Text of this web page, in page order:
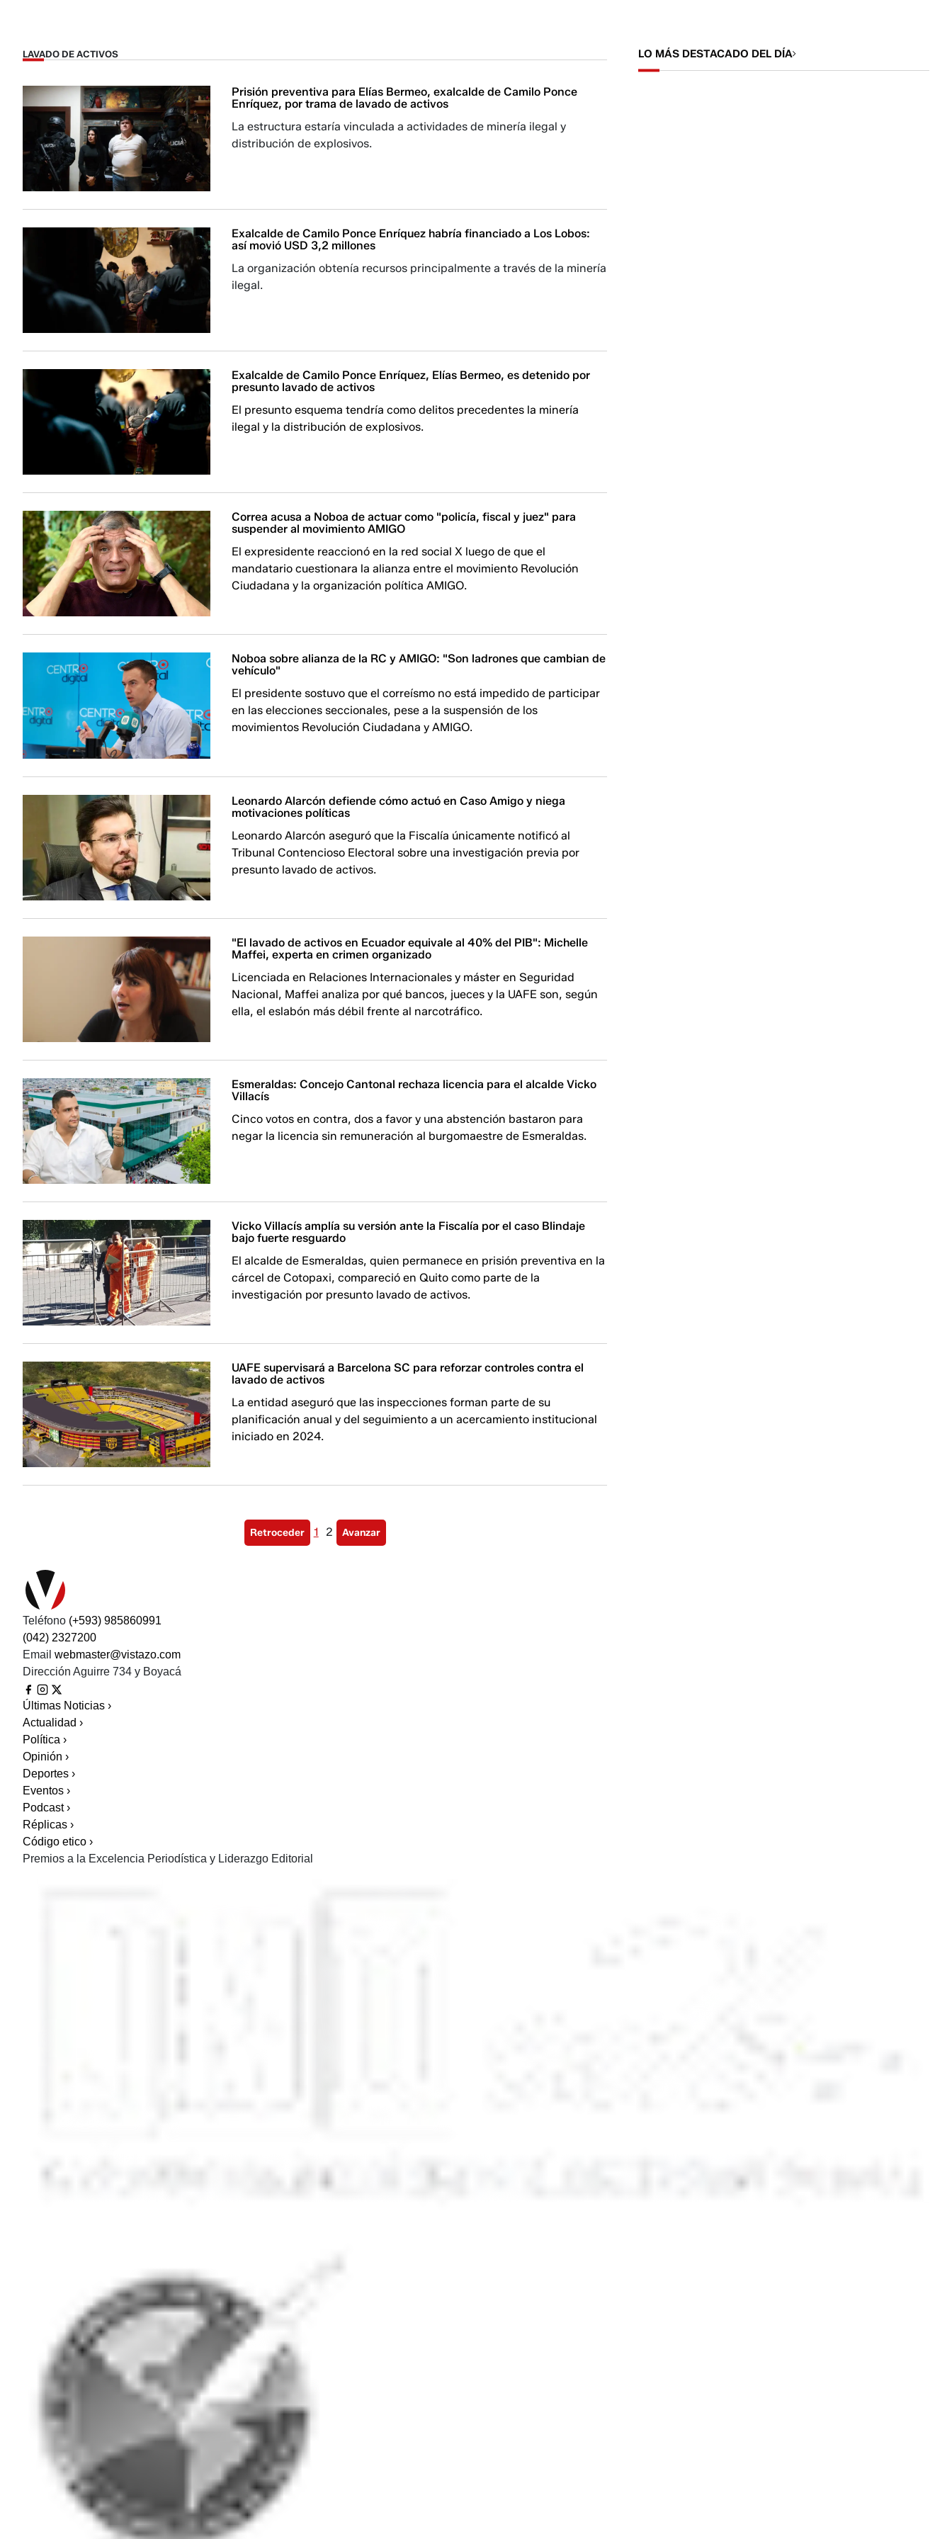
LAVADO DE ACTIVOS
Prisión preventiva para Elías Bermeo, exalcalde de Camilo Ponce
Enríquez, por trama de lavado de activos
La estructura estaría vinculada a actividades de minería ilegal y
distribución de explosivos.
Exalcalde de Camilo Ponce Enríquez habría financiado a Los Lobos:
así movió USD 3,2 millones
La organización obtenía recursos principalmente a través de la minería
ilegal.
Exalcalde de Camilo Ponce Enríquez, Elías Bermeo, es detenido por
presunto lavado de activos
El presunto esquema tendría como delitos precedentes la minería
ilegal y la distribución de explosivos.
Correa acusa a Noboa de actuar como "policía, fiscal y juez" para
suspender al movimiento AMIGO
El expresidente reaccionó en la red social X luego de que el
mandatario cuestionara la alianza entre el movimiento Revolución
Ciudadana y la organización política AMIGO.
Noboa sobre alianza de la RC y AMIGO: "Son ladrones que cambian de
vehículo"
El presidente sostuvo que el correísmo no está impedido de participar
en las elecciones seccionales, pese a la suspensión de los
movimientos Revolución Ciudadana y AMIGO.
Leonardo Alarcón defiende cómo actuó en Caso Amigo y niega
motivaciones políticas
Leonardo Alarcón aseguró que la Fiscalía únicamente notificó al
Tribunal Contencioso Electoral sobre una investigación previa por
presunto lavado de activos.
"El lavado de activos en Ecuador equivale al 40% del PIB": Michelle
Maffei, experta en crimen organizado
Licenciada en Relaciones Internacionales y máster en Seguridad
Nacional, Maffei analiza por qué bancos, jueces y la UAFE son, según
ella, el eslabón más débil frente al narcotráfico.
Esmeraldas: Concejo Cantonal rechaza licencia para el alcalde Vicko
Villacís
Cinco votos en contra, dos a favor y una abstención bastaron para
negar la licencia sin remuneración al burgomaestre de Esmeraldas.
Vicko Villacís amplía su versión ante la Fiscalía por el caso Blindaje
bajo fuerte resguardo
El alcalde de Esmeraldas, quien permanece en prisión preventiva en la
cárcel de Cotopaxi, compareció en Quito como parte de la
investigación por presunto lavado de activos.
UAFE supervisará a Barcelona SC para reforzar controles contra el
lavado de activos
La entidad aseguró que las inspecciones forman parte de su
planificación anual y del seguimiento a un acercamiento institucional
iniciado en 2024.
Retroceder 1 2 Avanzar
LO MÁS DESTACADO DEL DÍA
Teléfono (+593) 985860991
(042) 2327200
Email webmaster@vistazo.com
Dirección Aguirre 734 y Boyacá
Últimas Noticias ›
Actualidad ›
Política ›
Opinión ›
Deportes ›
Eventos ›
Podcast ›
Réplicas ›
Código etico ›
Premios a la Excelencia Periodística y Liderazgo Editorial